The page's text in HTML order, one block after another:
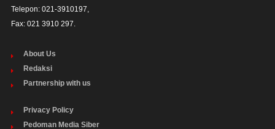
Telepon: 021-3910197,
Fax: 021 3910 297.
About Us
Redaksi
Partnership with us
Privacy Policy
Pedoman Media Siber